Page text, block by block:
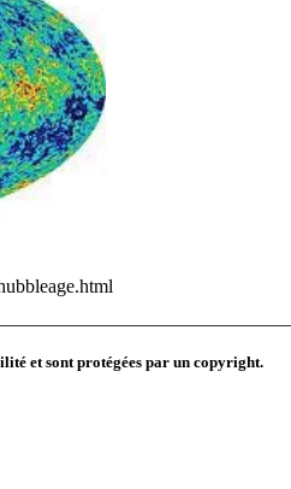
et sont protégées par un copyright.